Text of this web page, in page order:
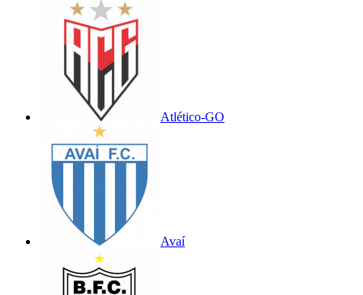
Atlético-GO
Avaí